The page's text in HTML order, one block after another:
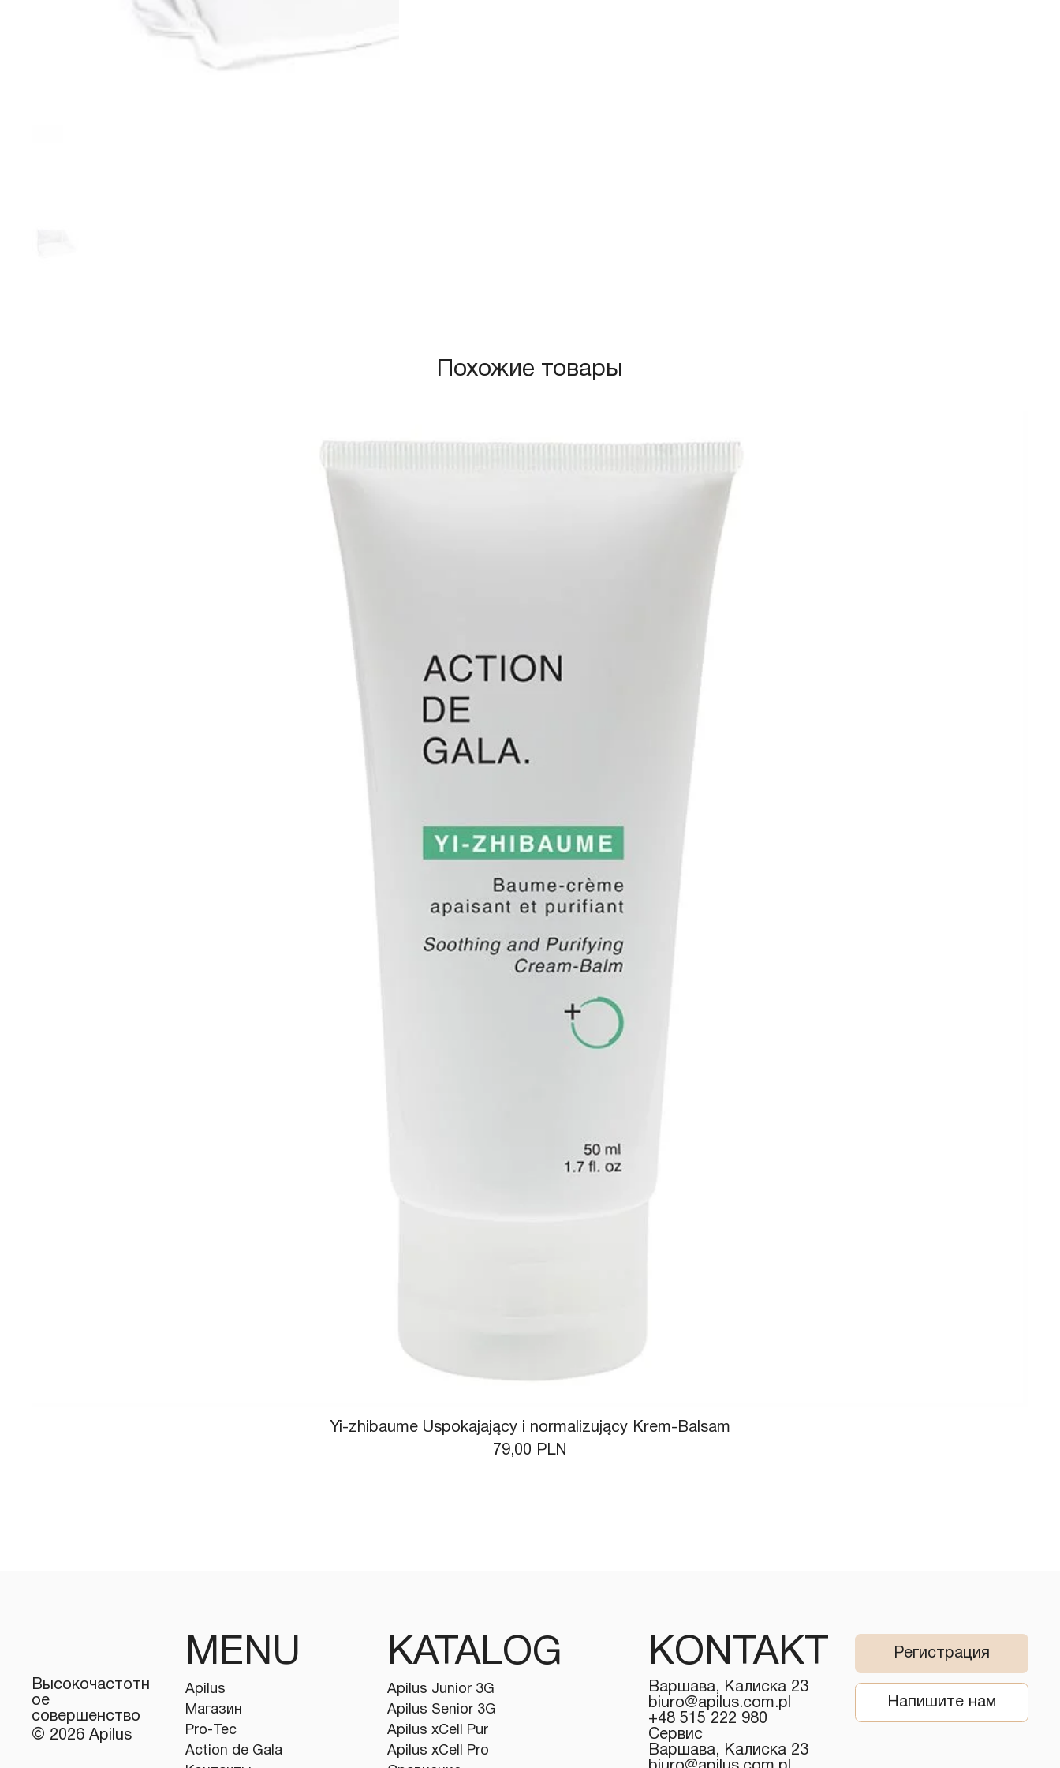
Похожие товары
Yi-zhibaume Uspokajający i normalizujący Krem-Balsam
Цена
79,00 PLN
Высокочастотн
ое
совершенство
© 2026 Apilus
MENU
Apilus
Магазин
Pro-Tec
Action de Gala
KATALOG
Apilus Junior 3G
Apilus Senior 3G
Apilus xCell Pur
Apilus xCell Pro
KONTAKT
Варшава, Калиска 23
biuro@apilus.com.pl
+48 515 222 980
Сервис
Варшава, Калиска 23
Регистрация
Напишите нам